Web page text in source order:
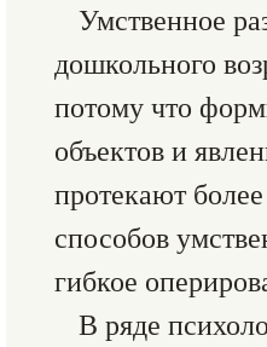
Умственное
дошкольного
потому что
объектов и
протекают
способов
гибкое
В ряде